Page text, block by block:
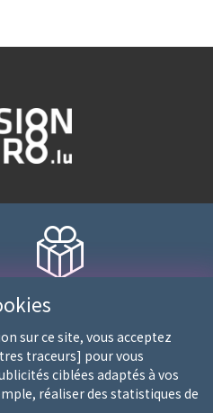
Fidélité récompensée
point = 10€ d'achats
sur ce site, vous acceptez
traceurs] pour vous
ciblées adaptés à vos
réaliser des statistiques de